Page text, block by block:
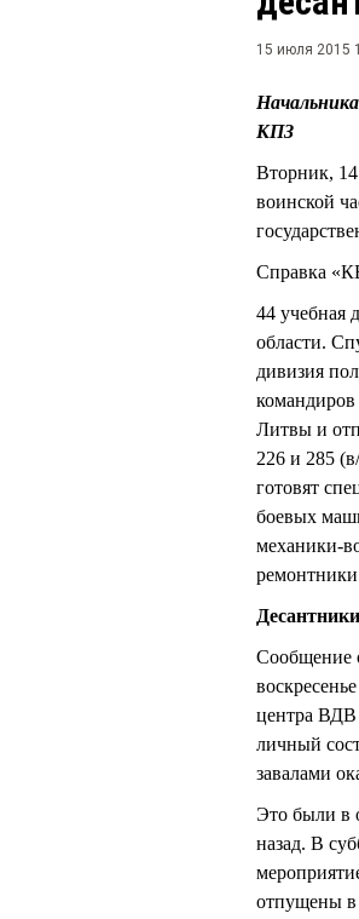
15 июля 2015
КПЗ
Вторник,
воинской
Справка
44 учебная
области.
дивизия
Литвы и
226 и 285
готовят
боевых
механики-
Десантники
Сообщение
центра ВДВ
личный
завалами
Это были в
назад. В
отпущены в